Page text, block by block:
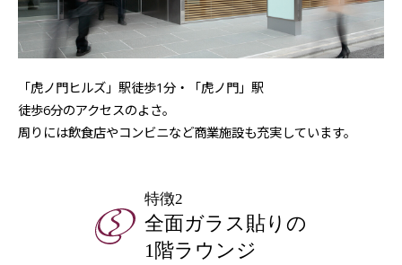
「虎ノ門ヒルズ」駅徒歩1分・「虎ノ門」駅
徒歩6分のアクセスのよさ。
周りには飲食店やコンビニなど商業施設も充実しています。
特徴2
全面ガラス貼りの
1階ラウンジ